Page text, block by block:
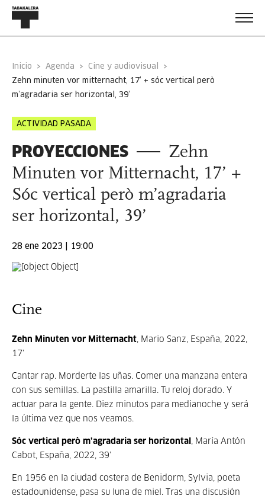
Inicio Agenda
Cine y audiovisual
zehn minuten vor mitternacht, 17’ + sóc vertical però
m’agradaria ser horizontal, 39’
ACTIVIDAD PASADA
PROYECCIONES
Zehn
Minuten vor Mitternacht, 17’ +
Sóc vertical però m’agradaria
ser horizontal, 39’
28 ene 2023 | 19:00
Cine
Zehn Minuten vor Mitternacht, Mario Sanz, España, 2022,
17’
Cantar rap. Morderte las uñas. Comer una manzana entera
con sus semillas. La pastilla amarilla. Tu reloj dorado. Y
actuar para la gente. Diez minutos para medianoche y será
la última vez que nos veamos.
Sóc vertical però m’agradaria ser horizontal , María Antón
Cabot, España, 2022, 39’
En 1956 en la ciudad costera de Benidorm, Sylvia, poeta
estadounidense, pasa su luna de miel. Tras una discusión